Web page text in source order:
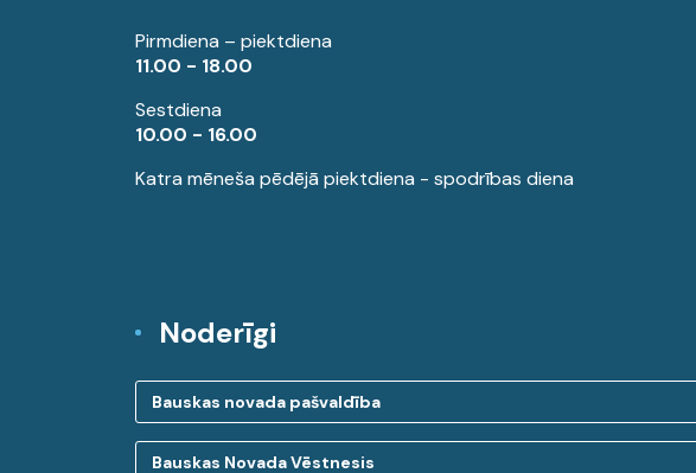
Pirmdiena – piektdiena
11.00 - 18.00
Sestdiena
10.00 - 16.00
Katra mēneša pēdējā piektdiena - spodrības diena
Noderīgi
Bauskas novada pašvaldība
Bauskas Novada Vēstnesis